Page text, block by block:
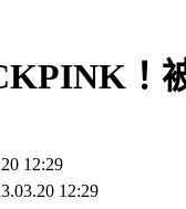
！
12:29
12:29